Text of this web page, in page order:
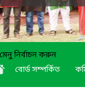
মেনু নির্বাচন করুন
বোর্ড সম্পর্কিত